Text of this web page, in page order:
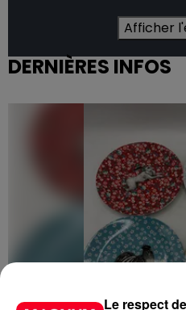
Afficher
DERNIÈRES INFOS
Le respect